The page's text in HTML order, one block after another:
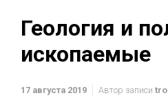
Геология и
ископаемые
17 августа 2019 Автор записи troll